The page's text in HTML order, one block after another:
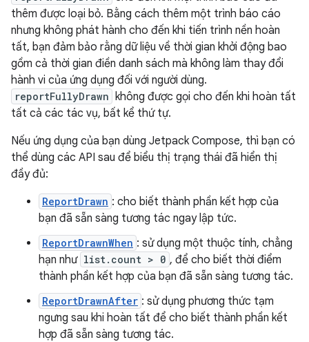
thêm được loại bỏ. Bằng cách thêm một trình báo cáo
nhưng không phát hành cho đến khi tiến trình nền hoàn
tất, bạn đảm bảo rằng dữ liệu về thời gian khởi động bao
gồm cả thời gian điền danh sách mà không làm thay đổi
hành vi của ứng dụng đối với người dùng.
reportFullyDrawn
không được gọi cho đến khi hoàn tất
tất cả các tác vụ, bất kể thứ tự.
Nếu ứng dụng của bạn dùng Jetpack Compose, thì bạn có
thể dùng các API sau để biểu thị trạng thái đã hiển thị
đầy đủ:
ReportDrawn : cho biết thành phần kết hợp của
bạn đã sẵn sàng tương tác ngay lập tức.
ReportDrawnWhen : sử dụng một thuộc tính, chẳng
hạn như list.count > 0 , để cho biết thời điểm
thành phần kết hợp của bạn đã sẵn sàng tương tác.
ReportDrawnAfter : sử dụng phương thức tạm
ngưng sau khi hoàn tất để cho biết thành phần kết
hợp đã sẵn sàng tương tác.